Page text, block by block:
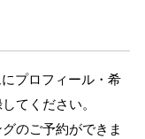
プロフィール・希
てください。
のご予約ができま